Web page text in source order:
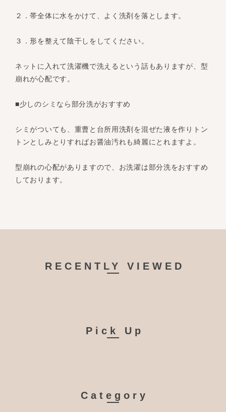
２．帯全体に水をかけて、よく洗剤を落とします。
３．形を整えて陰干しをしてください。
ネットに入れて洗濯機で洗えるという話もありますが、型
崩れが心配です。
■少しのシミなら部分洗がおすすめ
シミがついても、重曹と台所用洗剤を混ぜた液を作りトン
トンとしみとりすればお醤油汚れも綺麗にとれますよ。
型崩れの心配がありますので、お洗濯は部分洗をおすすめ
しております。
RECENTLY VIEWED
Pick Up
Category